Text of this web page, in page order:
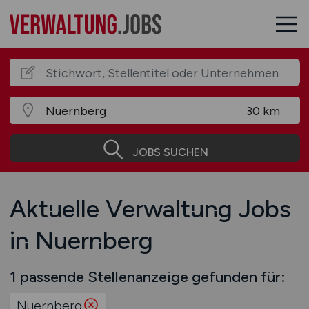
JOBS SUCHEN
Aktuelle Verwaltung Jobs
in Nuernberg
1 passende Stellenanzeige gefunden für:
Nuernberg